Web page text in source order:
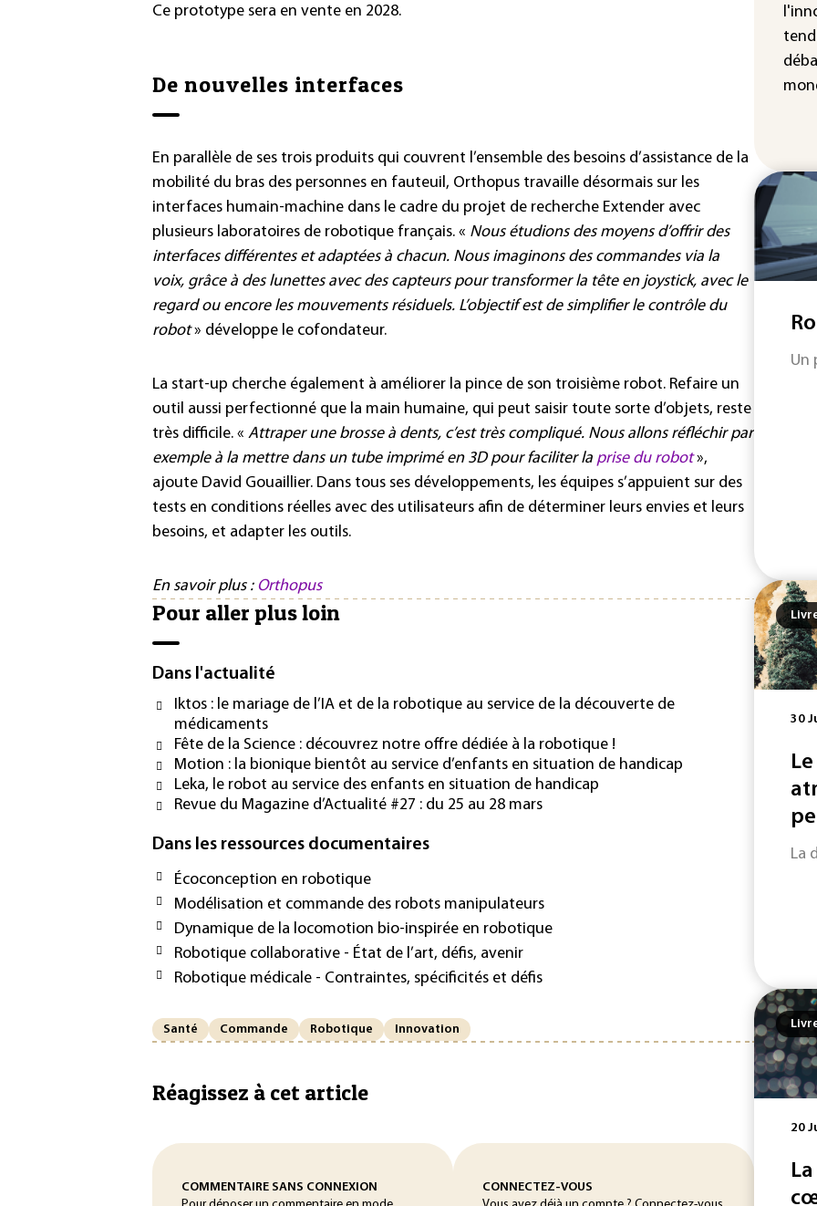
Ce prototype sera en vente en 2028.
De nouvelles interfaces
En parallèle de ses trois produits qui couvrent l’ensemble des besoins d’assistance de la
mobilité du bras des personnes en fauteuil, Orthopus travaille désormais sur les
interfaces humain-machine dans le cadre du projet de recherche Extender avec
plusieurs laboratoires de robotique français. « Nous étudions des moyens d’offrir des
interfaces différentes et adaptées à chacun. Nous imaginons des commandes via la
voix, grâce à des lunettes avec des capteurs pour transformer la tête en joystick, avec le
regard ou encore les mouvements résiduels. L’objectif est de simplifier le contrôle du
robot» développe le cofondateur.
La start-up cherche également à améliorer la pince de son troisième robot. Refaire un
outil aussi perfectionné que la main humaine, qui peut saisir toute sorte d’objets, reste
très difficile. « Attraper une brosse à dents, c’est très compliqué. Nous allons réfléchir par
exemple à la mettre dans un tube imprimé en 3D pour faciliter la prise du robot»,
ajoute David Gouaillier. Dans tous ses développements, les équipes s’appuient sur des
tests en conditions réelles avec des utilisateurs afin de déterminer leurs envies et leurs
besoins, et adapter les outils.
En savoir plus : Orthopus
Pour aller plus loin
Dans l'actualité
Iktos : le mariage de l’IA et de la robotique au service de la découverte de
médicaments
Fête de la Science : découvrez notre offre dédiée à la robotique !
Motion : la bionique bientôt au service d’enfants en situation de handicap
Leka, le robot au service des enfants en situation de handicap
Revue du Magazine d’Actualité #27 : du 25 au 28 mars
Dans les ressources documentaires
Écoconception en robotique
Modélisation et commande des robots manipulateurs
Dynamique de la locomotion bio-inspirée en robotique
Robotique collaborative - État de l’art, défis, avenir
Robotique médicale - Contraintes, spécificités et défis
Santé Commande Robotique Innovation
Réagissez à cet article
COMMENTAIRE SANS CONNEXION
CONNECTEZ-VOUS
Un
30
La
20